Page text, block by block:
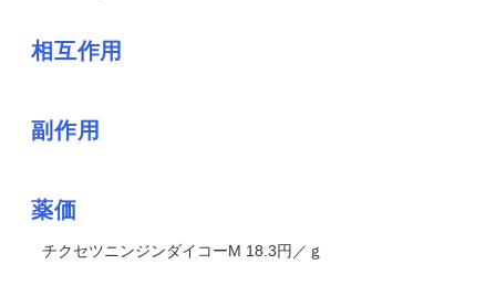
相互作用
副作用
薬価
チクセツニンジンダイコーM 18.3円／ｇ